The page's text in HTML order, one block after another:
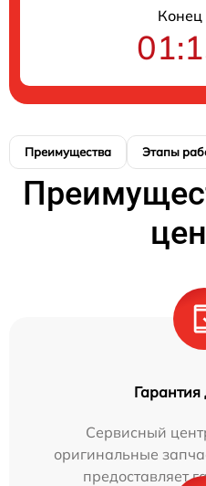
Конец
Преимущества Этапы
Гарантия
Сервисный
оригинальные
предоставляет